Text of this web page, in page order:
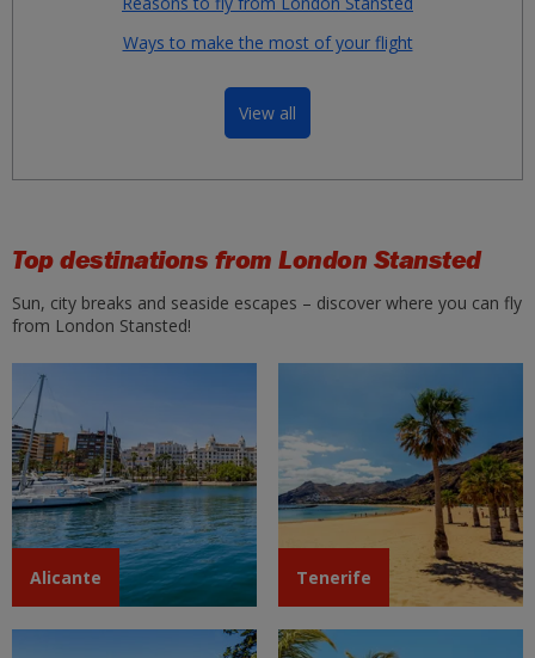
Ways to make the most of your flight
View all
Top destinations from London Stansted
Sun, city breaks and seaside escapes – discover where you can fly
from London Stansted!
Alicante Tenerife